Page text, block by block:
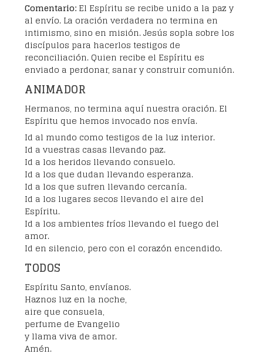
Comentario: El Espíritu se recibe unido a la paz y
al envío. La oración verdadera no termina en
intimismo, sino en misión. Jesús sopla sobre los
discípulos para hacerlos testigos de
reconciliación. Quien recibe el Espíritu es
enviado a perdonar, sanar y construir comunión.
ANIMADOR
Hermanos, no termina aquí nuestra oración. El
Espíritu que hemos invocado nos envía.
Id al mundo como testigos de la luz interior.
Id a vuestras casas llevando paz.
Id a los heridos llevando consuelo.
Id a los que dudan llevando esperanza.
Id a los que sufren llevando cercanía.
Id a los lugares secos llevando el aire del
Espíritu.
Id a los ambientes fríos llevando el fuego del
amor.
Id en silencio, pero con el corazón encendido.
TODOS
Espíritu Santo, envíanos.
Haznos luz en la noche,
aire que consuela,
perfume de Evangelio
y llama viva de amor.
Amén.